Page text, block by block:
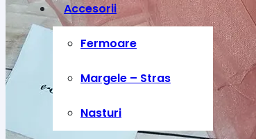
Accesorii
Fermoare
Margele – Stras
Nasturi